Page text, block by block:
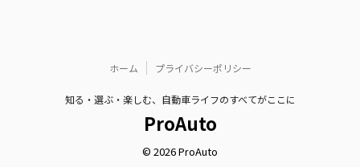
ホーム プライバシーポリシー
知る・選ぶ・楽しむ、自動車ライフのすべてがここに
ProAuto
© 2026 ProAuto